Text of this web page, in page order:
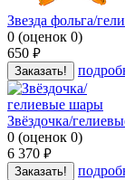
Звезда фольга/
0 (оценок 0)
650 руб.
Заказать!
Звёздочка/
0 (оценок 0)
6 370 руб.
Заказать!